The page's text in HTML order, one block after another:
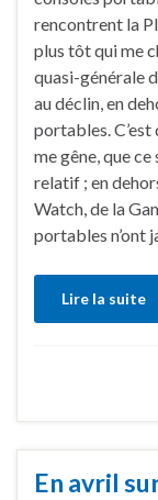
rencontrent la
plus tôt qui me
quasi-générale
au déclin, en
portables. C’est
me gêne, que
relatif ; en
Watch, de la
portables n’ont
Lire la suite
En avril